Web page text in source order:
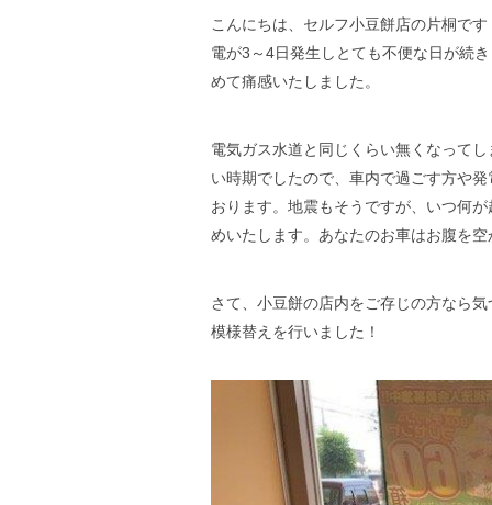
こんにちは、セルフ小豆餅店の片桐で
電が3～4日発生しとても不便な日が続
めて痛感いたしました。
電気ガス水道と同じくらい無くなって
い時期でしたので、車内で過ごす方や
おります。地震もそうですが、いつ何
めいたします。あなたのお車はお腹を
さて、小豆餅の店内をご存じの方なら
模様替えを行いました！